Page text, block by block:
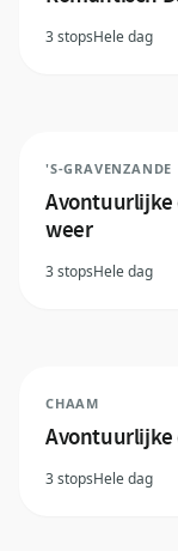
3 stopsHele dag
'S-GRAVENZANDE
Avontuurlijke
weer
3 stopsHele dag
CHAAM
Avontuurlijke
3 stopsHele dag